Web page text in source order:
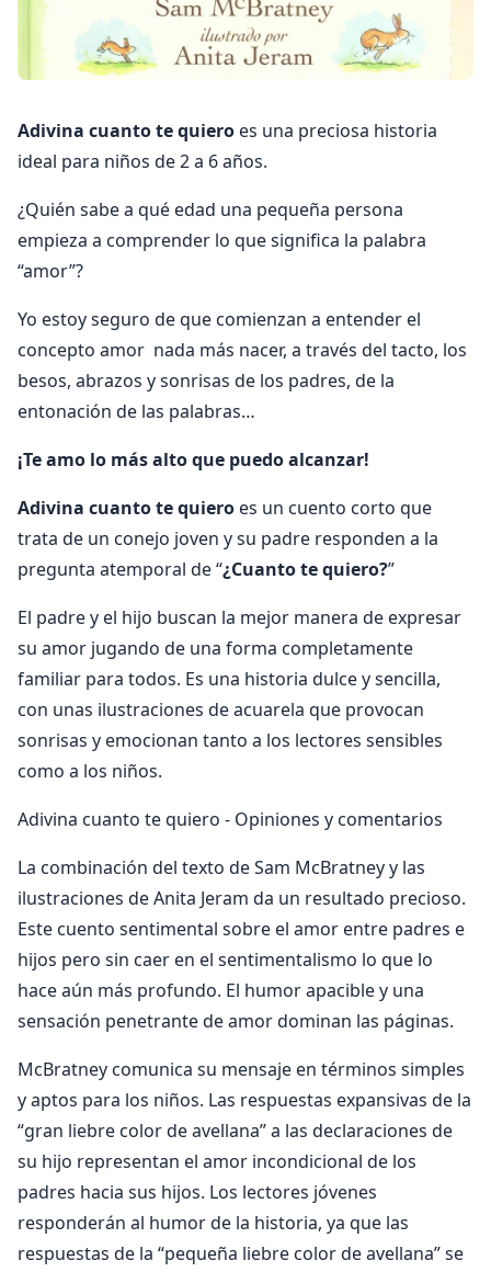
Adivina cuanto te quiero es una preciosa historia
ideal para niños de 2 a 6 años.
¿Quién sabe a qué edad una pequeña persona
empieza a comprender lo que significa la palabra
“amor”?
Yo estoy seguro de que comienzan a entender el
concepto amor nada más nacer, a través del tacto, los
besos, abrazos y sonrisas de los padres, de la
entonación de las palabras…
¡Te amo lo más alto que puedo alcanzar!
Adivina cuanto te quiero es un cuento corto que
trata de un conejo joven y su padre responden a la
pregunta atemporal de “¿Cuanto te quiero?”
El padre y el hijo buscan la mejor manera de expresar
su amor jugando de una forma completamente
familiar para todos. Es una historia dulce y sencilla,
con unas ilustraciones de acuarela que provocan
sonrisas y emocionan tanto a los lectores sensibles
como a los niños.
Adivina cuanto te quiero - Opiniones y comentarios
La combinación del texto de Sam McBratney y las
ilustraciones de Anita Jeram da un resultado precioso.
Este cuento sentimental sobre el amor entre padres e
hijos pero sin caer en el sentimentalismo lo que lo
hace aún más profundo. El humor apacible y una
sensación penetrante de amor dominan las páginas.
McBratney comunica su mensaje en términos simples
y aptos para los niños. Las respuestas expansivas de la
“gran liebre color de avellana” a las declaraciones de
su hijo representan el amor incondicional de los
padres hacia sus hijos. Los lectores jóvenes
responderán al humor de la historia, ya que las
respuestas de la “pequeña liebre color de avellana” se